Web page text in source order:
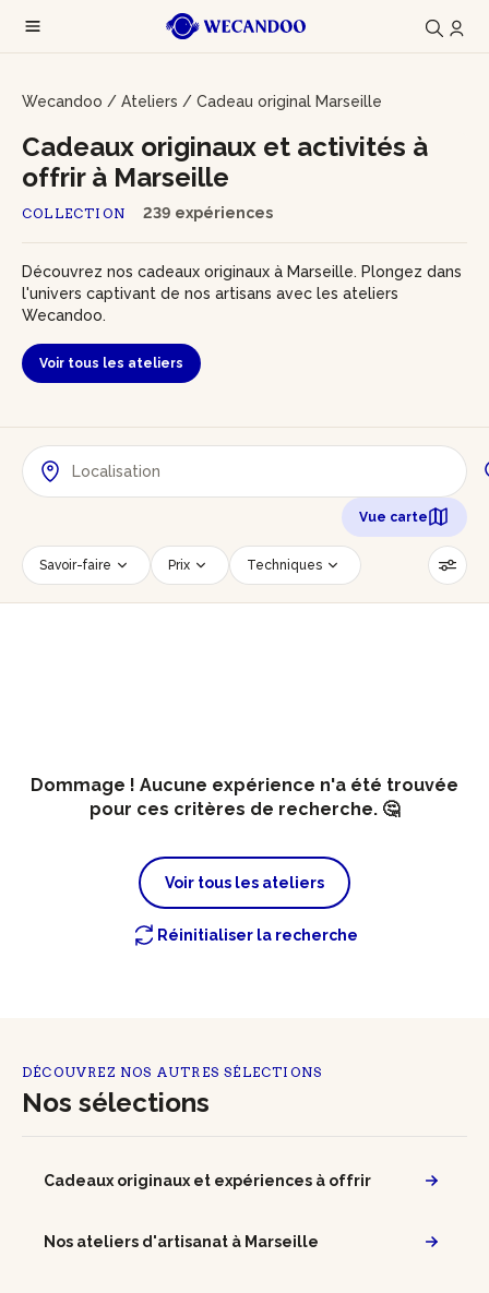
Wecandoo / Ateliers / Cadeau original Marseille
COLLECTION 239 expériences
Cadeaux originaux et activités à
offrir à Marseille
Découvrez nos cadeaux originaux à Marseille. Plongez dans
l'univers captivant de nos artisans avec les ateliers
Wecandoo.
Voir tous les ateliers
Vue carte
Savoir-faire Prix Techniques
Date Créneau horaire
Dommage ! Aucune expérience n'a été trouvée
pour ces critères de recherche. 🤔
Voir tous les ateliers
Réinitialiser la recherche
DÉCOUVREZ NOS AUTRES SÉLECTIONS
Nos sélections
Cadeaux originaux et expériences à offrir
Nos ateliers d'artisanat à Marseille